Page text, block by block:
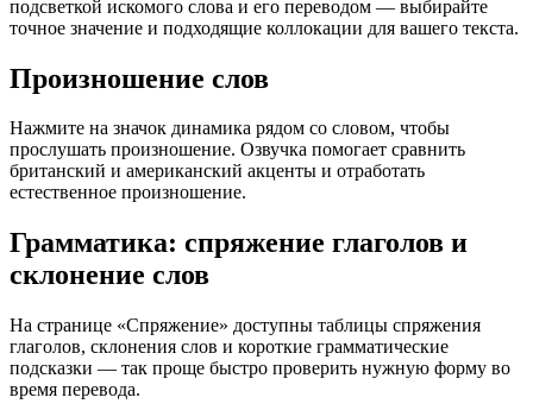
подсветкой искомого слова и его переводом — выбирайте
точное значение и подходящие коллокации для вашего текста.
Произношение слов
Нажмите на значок динамика рядом со словом, чтобы
прослушать произношение. Озвучка помогает сравнить
британский и американский акценты и отработать
естественное произношение.
Грамматика: спряжение глаголов и
склонение слов
На странице «Спряжение» доступны таблицы спряжения
глаголов, склонения слов и короткие грамматические
подсказки — так проще быстро проверить нужную форму во
время перевода.